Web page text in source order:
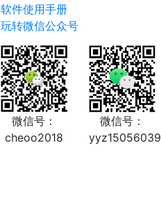
软件使用手册
玩转微信公众号
微信号：
cheoo2018
微信号：